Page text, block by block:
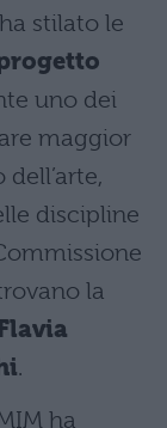
stilato le
uno dei
maggior
discipline
la
.
ha